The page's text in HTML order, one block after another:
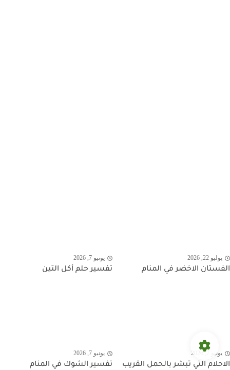
يوليو 22, 2026
الفستان الاخضر في المنام
يونيو 7, 2026
تفسير حلم أكل التين
يونيو 7, 2026
الاحلام التي تبشر بالحمل القريب
يونيو 7, 2026
تفسير الشوك في المنام